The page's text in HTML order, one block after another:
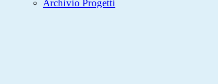
Archivio Progetti